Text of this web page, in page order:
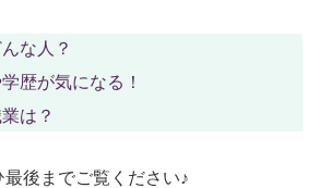
な人？
歴が気になる！
は？
後までご覧ください♪